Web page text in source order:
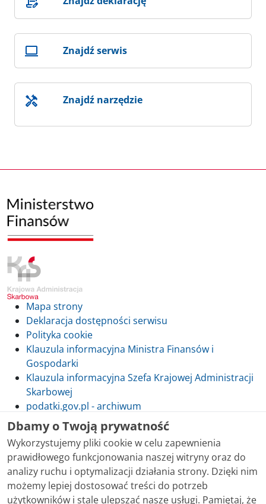
Znajdź serwis
Znajdź narzędzie
Mapa strony
Deklaracja dostępności serwisu
Polityka cookie
Klauzula informacyjna Ministra Finansów i
Gospodarki
Klauzula informacyjna Szefa Krajowej Administracji
Skarbowej
podatki.gov.pl - archiwum
Skontaktuj się z nami
Treści zamieszczone w serwisie udostępniamy
Dbamy o Twoją prywatność
Wykorzystujemy pliki cookie w celu zapewnienia
prawidłowego funkcjonowania naszej witryny oraz do
analizy ruchu i optymalizacji działania strony. Dzięki nim
możemy lepiej dostosować treści do potrzeb
użytkowników i stale ulepszać nasze usługi. Pamiętaj, że